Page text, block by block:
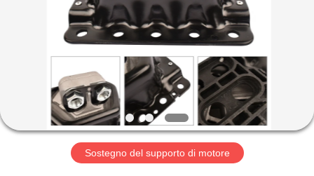
PRODOTTI
GIRO
Sostegno del supporto di motore